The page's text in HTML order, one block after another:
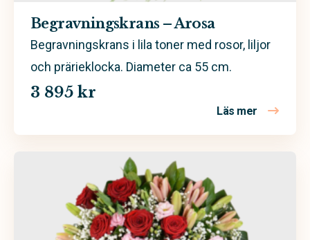
Begravningskrans – Arosa
Begravningskrans i lila toner med rosor, liljor
och prärieklocka. Diameter ca 55 cm.
3 895 kr
Läs mer om